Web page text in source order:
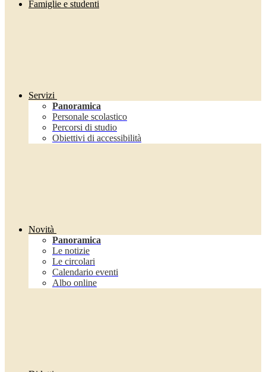
Famiglie e studenti
Servizi
Panoramica
Personale scolastico
Percorsi di studio
Obiettivi di accessibilità
Novità
Panoramica
Le notizie
Le circolari
Calendario eventi
Albo online